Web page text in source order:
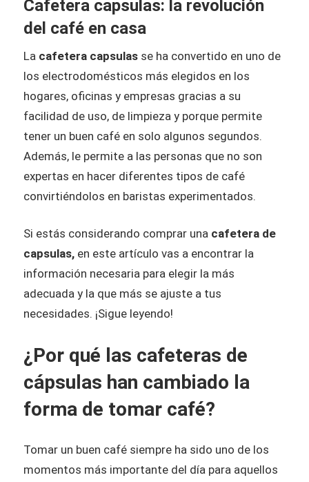
Cafetera capsulas: la revolución
del café en casa
La cafetera capsulas se ha convertido en uno de
los electrodomésticos más elegidos en los
hogares, oficinas y empresas gracias a su
facilidad de uso, de limpieza y porque permite
tener un buen café en solo algunos segundos.
Además, le permite a las personas que no son
expertas en hacer diferentes tipos de café
convirtiéndolos en baristas experimentados.
Si estás considerando comprar una cafetera de
capsulas​, en este artículo vas a encontrar la
información necesaria para elegir la más
adecuada y la que más se ajuste a tus
necesidades. ¡Sigue leyendo!
¿Por qué las cafeteras de
cápsulas han cambiado la
forma de tomar café?
Tomar un buen café siempre ha sido uno de los
momentos más importante del día para aquellos